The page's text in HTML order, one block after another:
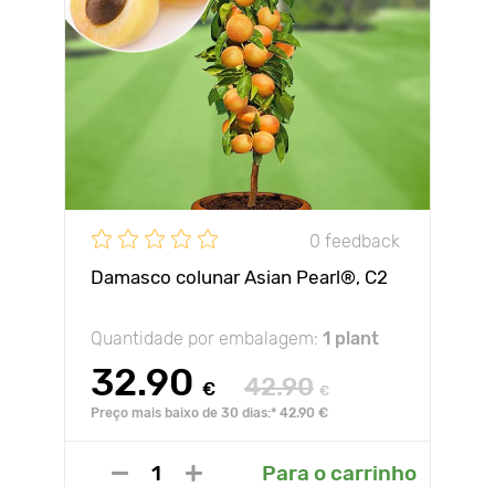
0 feedback
Damasco colunar Asian Pearl®, C2
Quantidade por embalagem: 1 plant
32.90 € 42.90 €
Preço mais baixo de 30 dias:* 42.90 €
Para o carrinho